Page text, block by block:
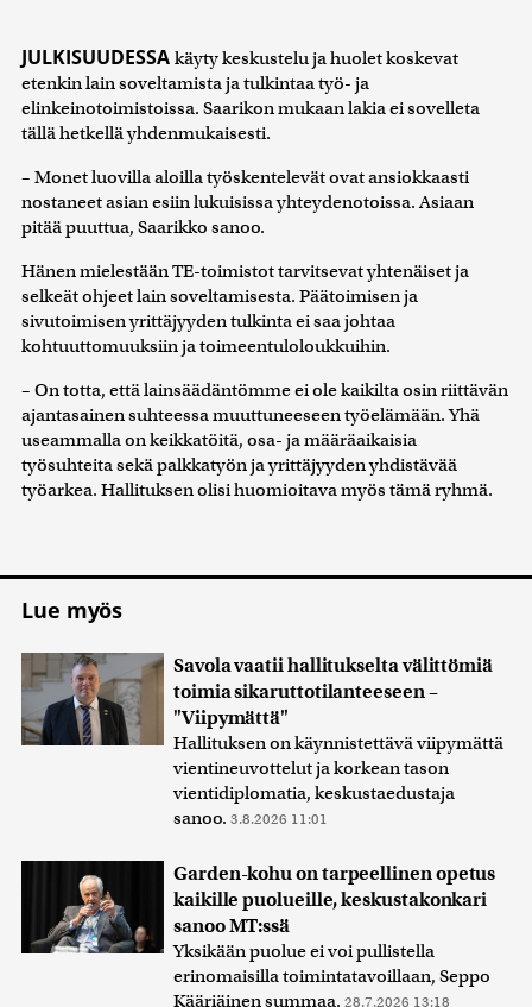
JULKISUUDESSA käyty keskustelu ja huolet koskevat
etenkin lain soveltamista ja tulkintaa työ- ja
elinkeinotoimistoissa. Saarikon mukaan lakia ei sovelleta
tällä hetkellä yhdenmukaisesti.
– Monet luovilla aloilla työskentelevät ovat ansiokkaasti
nostaneet asian esiin lukuisissa yhteydenotoissa. Asiaan
pitää puuttua, Saarikko sanoo.
Hänen mielestään TE-toimistot tarvitsevat yhtenäiset ja
selkeät ohjeet lain soveltamisesta. Päätoimisen ja
sivutoimisen yrittäjyyden tulkinta ei saa johtaa
kohtuuttomuuksiin ja toimeentuloloukkuihin.
– On totta, että lainsäädäntömme ei ole kaikilta osin riittävän
ajantasainen suhteessa muuttuneeseen työelämään. Yhä
useammalla on keikkatöitä, osa- ja määräaikaisia
työsuhteita sekä palkkatyön ja yrittäjyyden yhdistävää
työarkea. Hallituksen olisi huomioitava myös tämä ryhmä.
Lue myös
Savola vaatii hallitukselta välittömiä
toimia sikaruttotilanteeseen –
"Viipymättä"
Hallituksen on käynnistettävä viipymättä
vientineuvottelut ja korkean tason
vientidiplomatia, keskustaedustaja
sanoo. 3.8.2026 11:01
Garden-kohu on tarpeellinen opetus
kaikille puolueille, keskustakonkari
sanoo MT:ssä
Yksikään puolue ei voi pullistella
erinomaisilla toimintatavoillaan, Seppo
Kääriäinen summaa. 28.7.2026 13:18